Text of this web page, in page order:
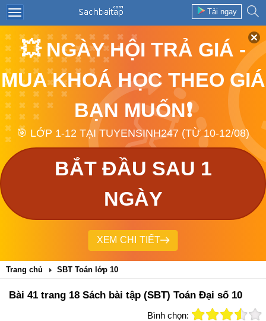
Tải ngay
💥 NGÀY HỘI TRẢ GIÁ -
MUA KHOÁ HỌC THEO GIÁ
BẠN MUỐN❗
🎯 LỚP 1-12 TẠI TUYENSINH247 (TỪ 10-12/08)
BẮT ĐẦU SAU 1
NGÀY
XEM CHI TIẾT
Trang chủ SBT Toán lớp 10
Bài 41 trang 18 Sách bài tập (SBT) Toán Đại số 10
Bình chọn: